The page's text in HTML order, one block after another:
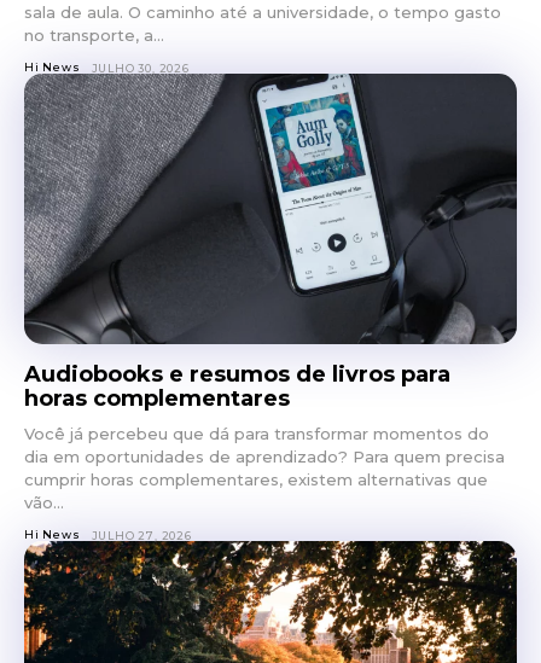
sala de aula. O caminho até a universidade, o tempo gasto
no transporte, a...
Hi News JULHO 30, 2026
Audiobooks e resumos de livros para
horas complementares
Você já percebeu que dá para transformar momentos do
dia em oportunidades de aprendizado? Para quem precisa
cumprir horas complementares, existem alternativas que
vão...
Hi News JULHO 27, 2026